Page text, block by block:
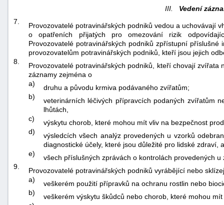
III. Vedení
7.
Provozovatelé potravinářských podniků vedou a uchovávají
o opatřeních přijatých pro omezování rizik
Provozovatelé potravinářských podniků zpřístupní
provozovatelům potravinářských podniků, kteří jsou jejich
8.
Provozovatelé potravinářských podniků, kteří chovají
záznamy zejména o
a)
druhu a původu krmiva podávaného zvířatům;
b)
veterinárních léčivých přípravcích podaných zvířatům
lhůtách,
c)
výskytu chorob, které mohou mít vliv na bezpečnost
d)
výsledcích všech analýz provedených u vzorků
diagnostické účely, které jsou důležité pro lidské zdraví, a
e)
všech příslušných zprávách o kontrolách provedených
9.
Provozovatelé potravinářských podniků vyrábějící nebo
a)
veškerém použití přípravků na ochranu rostlin nebo
b)
veškerém výskytu škůdců nebo chorob, které mohou